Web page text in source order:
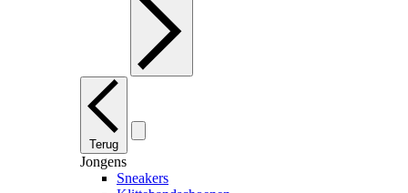
Terug
Jongens
Sneakers